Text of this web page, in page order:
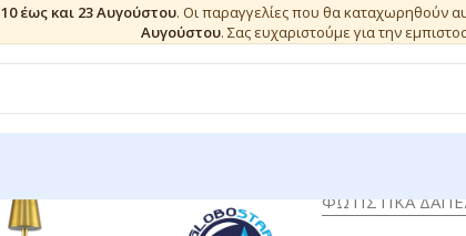
10 έως και 23 Αυγούστου. Οι παραγγελίες που θα καταχωρηθούν
Αυγούστου. Σας ευχαριστούμε για την
ΦΩΤΙΣΤΙΚΑ